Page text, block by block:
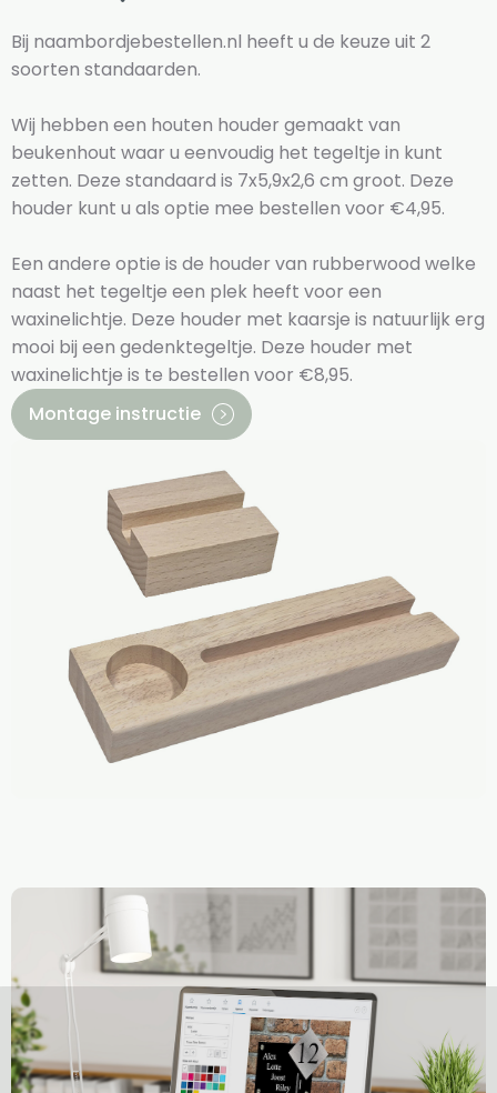
Bij naambordjebestellen.nl heeft u de keuze uit 2
soorten standaarden.
Wij hebben een houten houder gemaakt van
beukenhout waar u eenvoudig het tegeltje in kunt
zetten. Deze standaard is 7x5,9x2,6 cm groot. Deze
houder kunt u als optie mee bestellen voor €4,95.
Een andere optie is de houder van rubberwood welke
naast het tegeltje een plek heeft voor een
waxinelichtje. Deze houder met kaarsje is natuurlijk erg
mooi bij een gedenktegeltje. Deze houder met
waxinelichtje is te bestellen voor €8,95.
Montage instructie